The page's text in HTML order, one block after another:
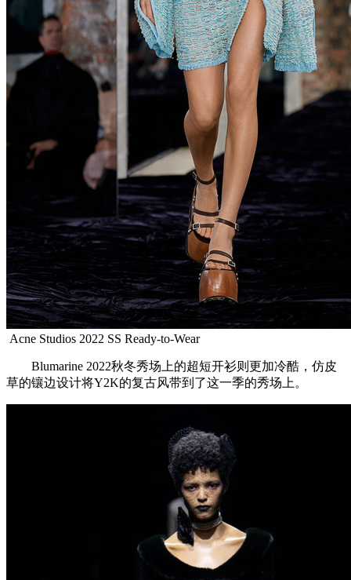
Acne Studios 2022 SS Ready-to-Wear
Blumarine 2022秋冬秀场上的超短开衫则更加冷酷，仿皮
草的镶边设计将Y2K的复古风带到了这一季的秀场上。